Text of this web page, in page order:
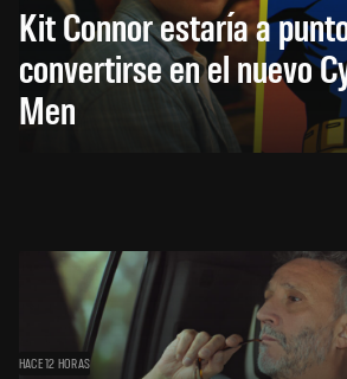
Kit Connor estaría a
convertirse en el nuevo
Men
HACE 12 HORAS